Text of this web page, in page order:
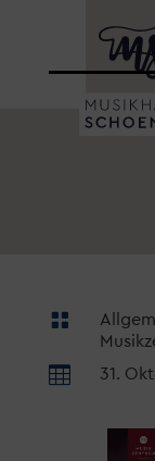

 31.